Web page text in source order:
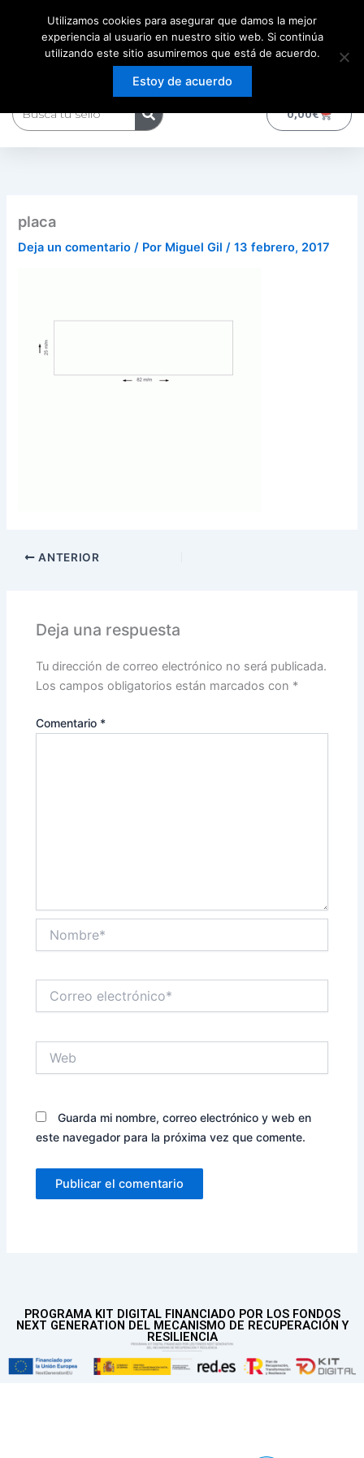
contenido
0,00€Carrito
placa
Deja un comentario / Por Miguel Gil /13 febrero, 2017
ANTERIOR
Deja una respuesta
Tu dirección de correo electrónico no será publicada.
Los campos obligatorios están marcados con *
Comentario *
electrónico*
Guarda mi nombre, correo electrónico y web en
este navegador para la próxima vez que comente.
PROGRAMA KIT DIGITAL FINANCIADO POR LOS FONDOS
NEXT GENERATION DEL MECANISMO DE RECUPERACIÓN Y
RESILIENCIA
Utilizamos cookies para asegurar que damos la mejor
experiencia al usuario en nuestro sitio web. Si continúa
utilizando este sitio asumiremos que está de acuerdo.
Estoy de acuerdo